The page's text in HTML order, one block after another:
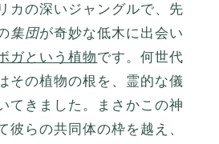
カの深いジャングルで、先
集団が奇妙な低木に出会い
ガという植物です。何世代
その植物の根を、霊的な儀
てきました。まさかこの神
彼らの共同体の枠を越え、